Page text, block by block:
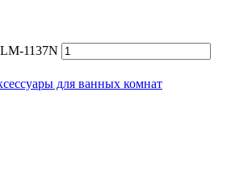
1137N
для ванных комнат